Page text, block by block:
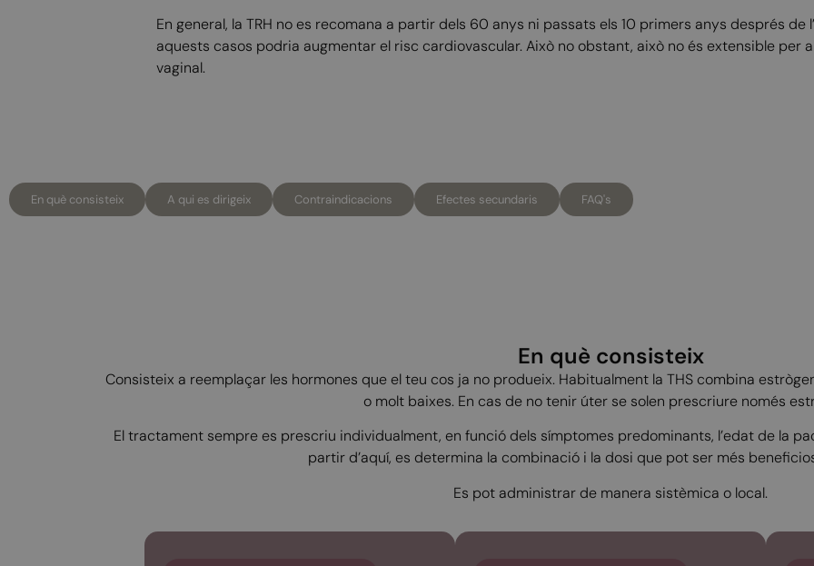
En general, la TRH no es recomana a partir dels 60 anys ni passats els 10 primers anys després de
aquests casos podria augmentar el risc cardiovascular. Això no obstant, això no és extensible per
vaginal.
En què consisteix A qui es dirigeix Contraindicacions Efectes secundaris FAQ's
En què consisteix
Consisteix a reemplaçar les hormones que el teu cos ja no produeix. Habitualment la THS combina
o molt baixes. En cas de no tenir úter se solen prescriure només
El tractament sempre es prescriu individualment, en funció dels símptomes predominants, l’edat de la
partir d’aquí, es determina la combinació i la dosi que pot ser més
Es pot administrar de manera sistèmica o local.